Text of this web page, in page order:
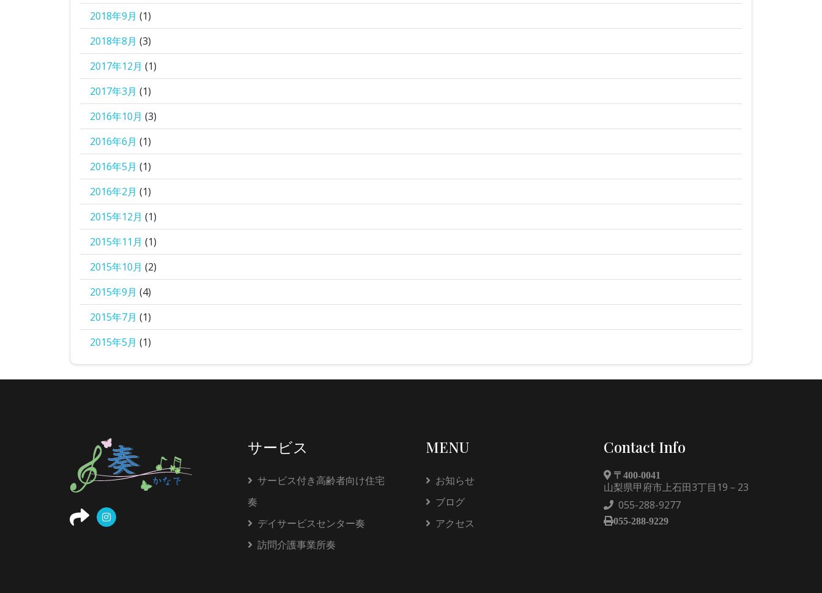
2018年9月 (1)
2018年8月 (3)
2017年12月 (1)
2017年3月 (1)
2016年10月 (3)
2016年6月 (1)
2016年5月 (1)
2016年2月 (1)
2015年12月 (1)
2015年11月 (1)
2015年10月 (2)
2015年9月 (4)
2015年7月 (1)
2015年5月 (1)
サービス
サービス付き高齢者向け住宅
奏
デイサービスセンター奏
訪問介護事業所奏
MENU
お知らせ
ブログ
アクセス
Contact Info
〒400-0041
山梨県甲府市上石田3丁目19－23
055-288-9277
055-288-9229